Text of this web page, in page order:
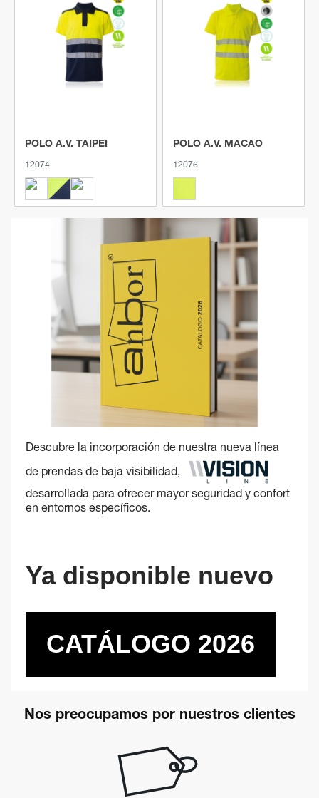
Ver producto
POLO A.V. TAIPEI
12074
Ver producto
POLO A.V. MACAO
12076
Descubre la incorporación de nuestra nueva línea
de prendas de baja visibilidad,
desarrollada para ofrecer mayor seguridad y confort
en entornos específicos.
Ya disponible nuevo
CATÁLOGO 2026
Nos preocupamos por nuestros clientes